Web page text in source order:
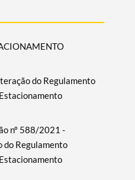
do Regulamento
nº 588/2021 -
do Regulamento